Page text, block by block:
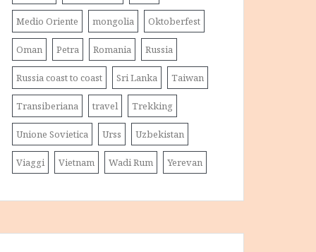
Medio Oriente mongolia Oktoberfest
Oman Petra Romania Russia
Russia coast to coast Sri Lanka Taiwan
Transiberiana travel Trekking
Unione Sovietica Urss Uzbekistan
Viaggi Vietnam Wadi Rum Yerevan